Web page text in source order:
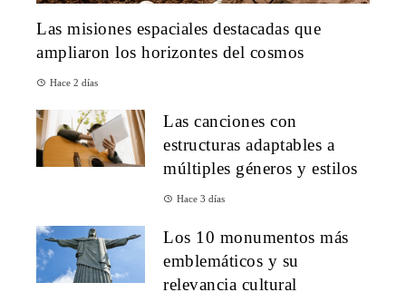
Las misiones espaciales destacadas que
ampliaron los horizontes del cosmos
Hace 2 días
Las canciones con
estructuras adaptables a
múltiples géneros y estilos
Hace 3 días
Los 10 monumentos más
emblemáticos y su
relevancia cultural